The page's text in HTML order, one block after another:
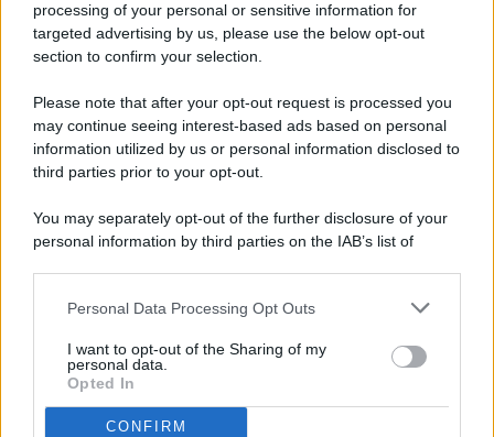
processing of your personal or sensitive information for
targeted advertising by us, please use the below opt-out
section to confirm your selection.
Please note that after your opt-out request is processed you
may continue seeing interest-based ads based on personal
information utilized by us or personal information disclosed to
third parties prior to your opt-out.
You may separately opt-out of the further disclosure of your
personal information by third parties on the IAB’s list of
This information may also be disclosed by us to third parties
disclose it to other third parties.
Personal Data Processing Opt Outs
I want to opt-out of the Sharing of my
personal data.
Opted In
CONFIRM
© 2026 - Pianeta Design - P.IVA 04827280654 - Testata
Registrata Al Tribunale Di Nocera Inferiore N. 8/2020 - RG N.
ISCRIZIONE AL ROC N. 35792 – ISCRITTA ALL’ANSO
(ASSOCIAZIONE NAZIONALE STAMPA ONLINE)
PREFERENZE PRIVACY